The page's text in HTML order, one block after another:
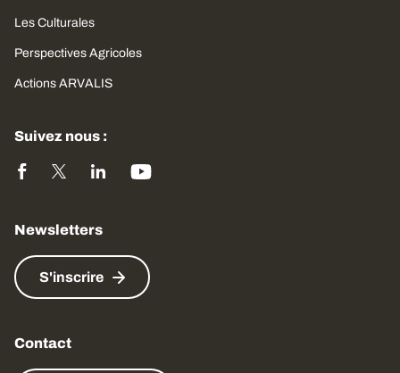
Les Culturales
Perspectives Agricoles
Actions ARVALIS
Suivez nous :
Newsletters
S'inscrire
Contact